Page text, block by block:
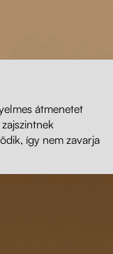
átmenetet
így nem zavarja